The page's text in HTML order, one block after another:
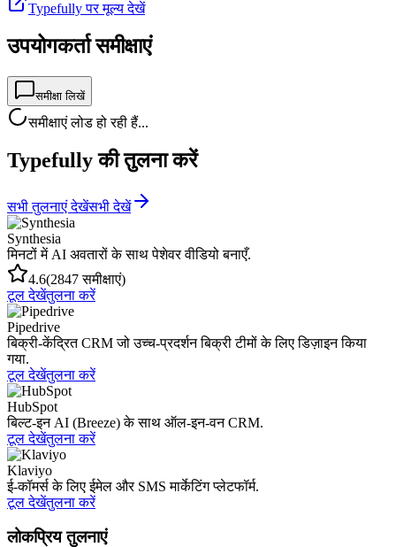
Typefully पर मूल्य देखें
उपयोगकर्ता समीक्षाएं
समीक्षा लिखें
समीक्षाएं लोड हो रही हैं...
Typefully की तुलना करें
सभी तुलनाएं देखेंसभी देखें
Synthesia
मिनटों में AI अवतारों के साथ पेशेवर वीडियो बनाएँ.
4.6(2847 समीक्षाएं)
टूल देखेंतुलना करें
Pipedrive
बिक्री-केंद्रित CRM जो उच्च-प्रदर्शन बिक्री टीमों के लिए डिज़ाइन किया
गया.
टूल देखेंतुलना करें
HubSpot
बिल्ट-इन AI (Breeze) के साथ ऑल-इन-वन CRM.
टूल देखेंतुलना करें
Klaviyo
ई-कॉमर्स के लिए ईमेल और SMS मार्केटिंग प्लेटफॉर्म.
टूल देखेंतुलना करें
लोकप्रिय तुलनाएं